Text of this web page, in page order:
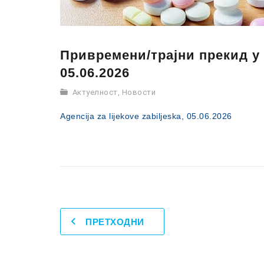
Привремени/трајни прекид
05.06.2026
Актуелност, Новости
Agencija za lijekove zabiljeska, 05.06.2026
ПРЕТХОДНИ